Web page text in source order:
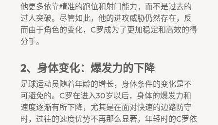
他更多依靠精准的跑位和射门能力，而不是过去的
过人突破。尽管如此，他的进攻威胁仍然存在，反
而由于角色的变化，C罗成为了更加稳定和高效的得
分手。
2、身体变化：爆发力的下降
足球运动员随着年龄的增长，身体条件的变化是不
可避免的。C罗在进入30岁以后，身体的爆发力和
速度逐渐有所下降，尤其是在面对快速的边路防守
时，过往的速度优势不再那么显著。年轻时的C罗依